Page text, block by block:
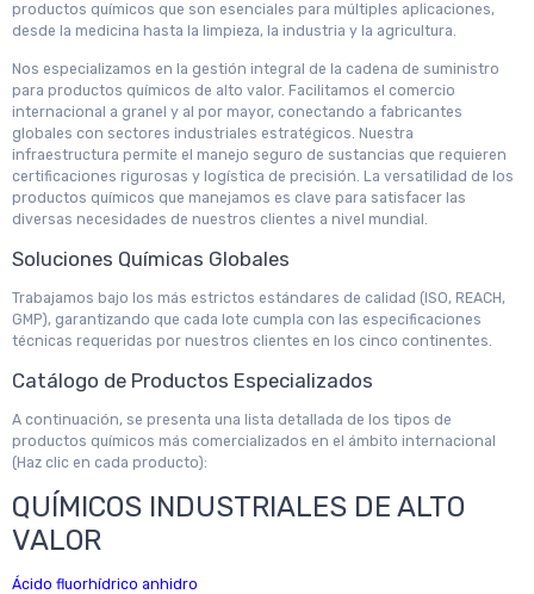
productos químicos que son esenciales para múltiples aplicaciones,
desde la medicina hasta la limpieza, la industria y la agricultura.
Nos especializamos en la gestión integral de la cadena de suministro
para productos químicos de alto valor. Facilitamos el comercio
internacional a granel y al por mayor, conectando a fabricantes
globales con sectores industriales estratégicos. Nuestra
infraestructura permite el manejo seguro de sustancias que requieren
certificaciones rigurosas y logística de precisión. La versatilidad de los
productos químicos que manejamos es clave para satisfacer las
diversas necesidades de nuestros clientes a nivel mundial.
Soluciones Químicas Globales
Trabajamos bajo los más estrictos estándares de calidad (ISO, REACH,
GMP), garantizando que cada lote cumpla con las especificaciones
técnicas requeridas por nuestros clientes en los cinco continentes.
Catálogo de Productos Especializados
A continuación, se presenta una lista detallada de los tipos de
productos químicos más comercializados en el ámbito internacional
(Haz clic en cada producto):
QUÍMICOS INDUSTRIALES DE ALTO
VALOR
Ácido fluorhídrico anhidro